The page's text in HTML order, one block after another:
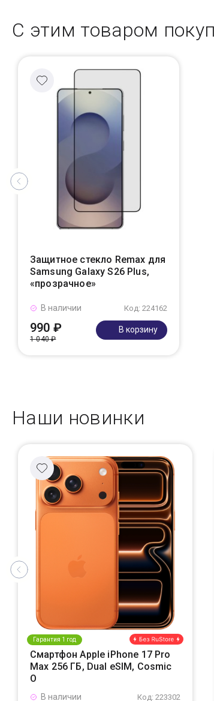
С этим товаром
Защитное стекло Remax для
Samsung Galaxy S26 Plus,
«прозрачное»
Код: 224162
В наличии
990 ₽
1 040 ₽
В корзину
Наши новинки
Гарантия 1 год
Смартфон Apple iPhone 17 Pro
Max 256 ГБ, Dual eSIM, Cosmic
O
Код: 223302
В наличии